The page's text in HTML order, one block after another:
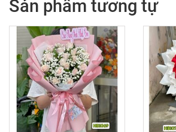
Sản phẩm tương tự